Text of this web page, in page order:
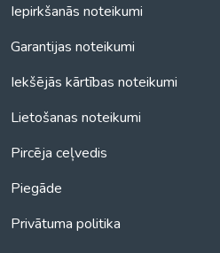
Iepirkšanās noteikumi
Garantijas noteikumi
Iekšējās kārtības noteikumi
Lietošanas noteikumi
Pircēja ceļvedis
Piegāde
Privātuma politika